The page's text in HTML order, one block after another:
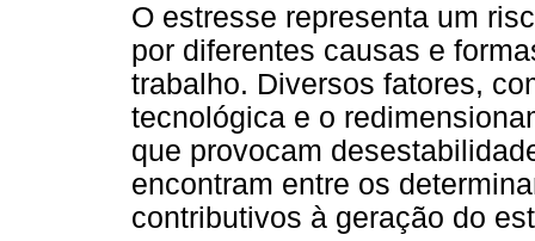
O estresse representa um
por diferentes causas e
trabalho. Diversos fatores,
tecnológica e o
que provocam
encontram entre os
contributivos à geração do